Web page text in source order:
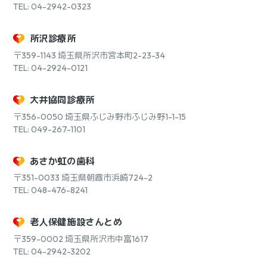
TEL: 04-2942-0323
所沢診療所
〒359-1143 埼玉県所沢市宮本町2-23-34
TEL: 04-2924-0121
大井協同診療所
〒356-0050 埼玉県ふじみ野市ふじみ野1-1-15
TEL: 049-267-1101
あさか虹の歯科
〒351-0033 埼玉県朝霞市浜崎724-2
TEL: 048-476-8241
老人保健施設さんとめ
〒359-0002 埼玉県所沢市中富1617
TEL: 04-2942-3202